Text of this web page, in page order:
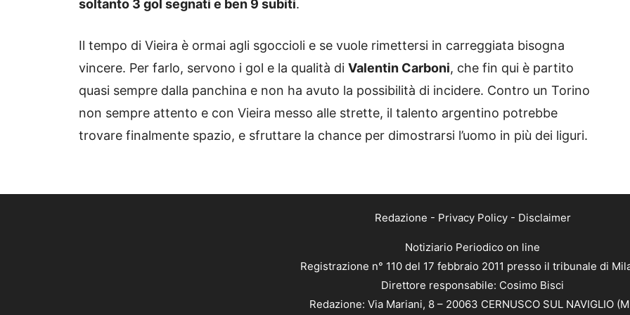
soltanto 3 gol segnati e ben 9 subiti.
Il tempo di Vieira è ormai agli sgoccioli e se vuole rimettersi in carreggiata bisogna
vincere. Per farlo, servono i gol e la qualità di Valentin Carboni, che fin qui è partito
quasi sempre dalla panchina e non ha avuto la possibilità di incidere. Contro un Torino
non sempre attento e con Vieira messo alle strette, il talento argentino potrebbe
trovare finalmente spazio, e sfruttare la chance per dimostrarsi l’uomo in più dei liguri.
Redazione - Privacy Policy- Disclaimer
Notiziario Periodico on line
Registrazione n° 110 del 17 febbraio 2011 presso il tribunale di
Direttore responsabile: Cosimo Bisci
Redazione: Via Mariani, 8 – 20063 CERNUSCO SUL NAVIGLIO